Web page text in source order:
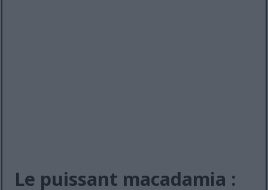
Le puissant macadamia :